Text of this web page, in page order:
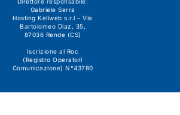
Gabriele Serra
Hosting Keliweb s.r.l – Via
Bartolomeo Diaz, 35,
87036 Rende (CS)
Iscrizione al Roc
(Registro Operatori
Comunicazione) N°43780